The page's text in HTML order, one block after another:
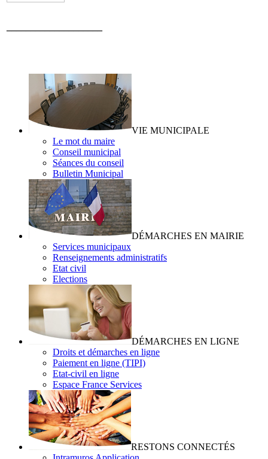
VIE MUNICIPALE
Le mot du maire
Conseil municipal
Séances du conseil
Bulletin Municipal
DÉMARCHES EN MAIRIE
Services municipaux
Renseignements administratifs
Etat civil
Elections
DÉMARCHES EN LIGNE
Droits et démarches en ligne
Paiement en ligne (TIPI)
Etat-civil en ligne
Espace France Services
RESTONS CONNECTÉS